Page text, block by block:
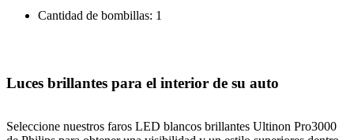
Cantidad de bombillas: 1
Luces brillantes para el interior de su auto
Seleccione nuestros faros LED blancos brillantes Ultinon Pro3000